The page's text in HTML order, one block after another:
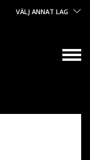
VÄLJ ANNAT LAG